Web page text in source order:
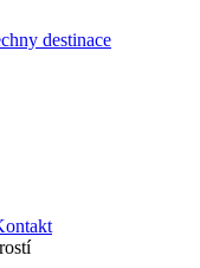
destinace
Všechna práva